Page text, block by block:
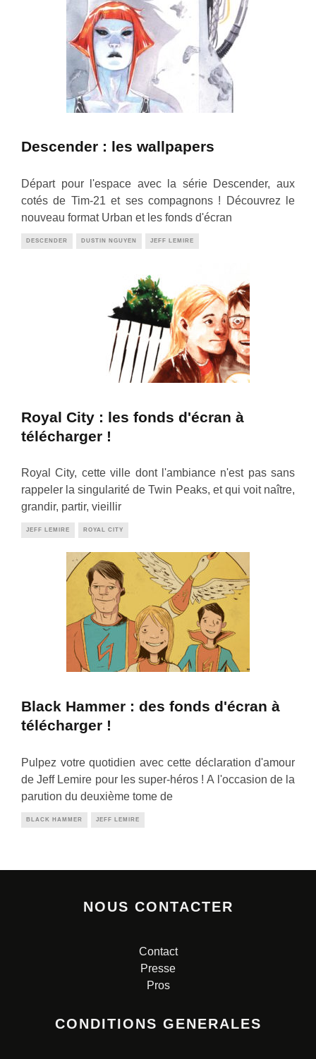
Descender : les wallpapers
Départ pour l'espace avec la série Descender, aux
cotés de Tim-21 et ses compagnons ! Découvrez le
nouveau format Urban et les fonds d'écran
DESCENDER DUSTIN NGUYEN JEFF LEMIRE
Royal City : les fonds d'écran à
télécharger !
Royal City, cette ville dont l'ambiance n'est pas sans
rappeler la singularité de Twin Peaks, et qui voit naître,
grandir, partir, vieillir
JEFF LEMIRE ROYAL CITY
Black Hammer : des fonds d'écran à
télécharger !
Pulpez votre quotidien avec cette déclaration d'amour
de Jeff Lemire pour les super-héros ! A l'occasion de la
parution du deuxième tome de
BLACK HAMMER JEFF LEMIRE
NOUS CONTACTER
Contact
Presse
Pros
CONDITIONS GENERALES